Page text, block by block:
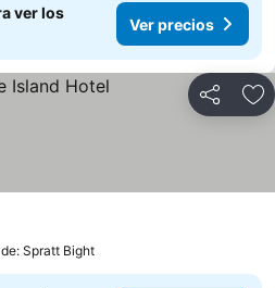
ver los
Ver precios
Compartir
Spratt Bight